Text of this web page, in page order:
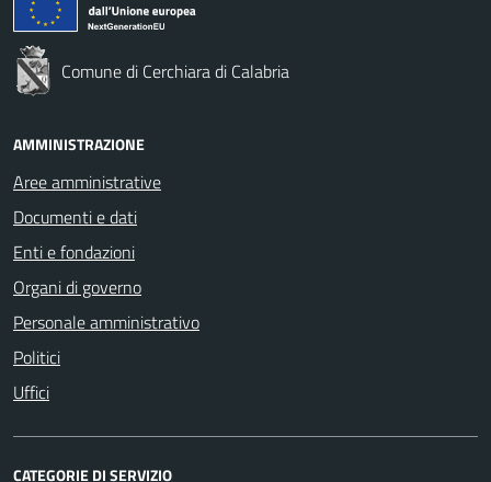
Comune di Cerchiara di Calabria
AMMINISTRAZIONE
Aree amministrative
Documenti e dati
Enti e fondazioni
Organi di governo
Personale amministrativo
Politici
Uffici
CATEGORIE DI SERVIZIO